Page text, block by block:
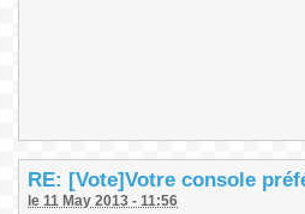
RE: [Vote]Votre console
le 11 May 2013 - 11:56